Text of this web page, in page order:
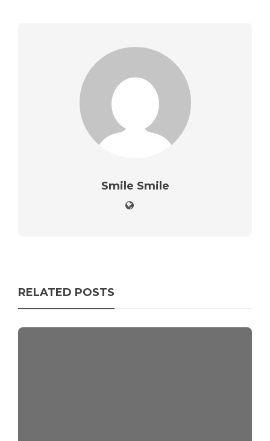
Smile Smile
RELATED POSTS